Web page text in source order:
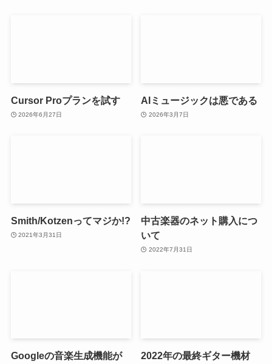
Cursor Proプランを試す
2026年6月27日
AIミュージックは悪である
2026年3月7日
Smith/Kotzenってマジか!?
2021年3月31日
中古楽器のネット購入につ
いて
2022年7月31日
Googleの音楽生成機能が
2022年の最終ギター機材